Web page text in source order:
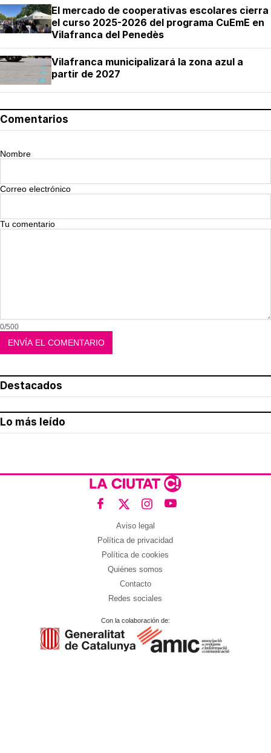
El mercado de cooperativas escolares cierra
el curso 2025-2026 del programa CuEmE en
Vilafranca del Penedès
Vilafranca municipalizará la zona azul a
partir de 2027
Comentarios
Nombre
Correo electrónico
Tu comentario
0/500
Destacados
Lo más leído
Aviso legal
Política de privacidad
Política de cookies
Quiénes somos
Contacto
Redes sociales
Con la colaboración de: